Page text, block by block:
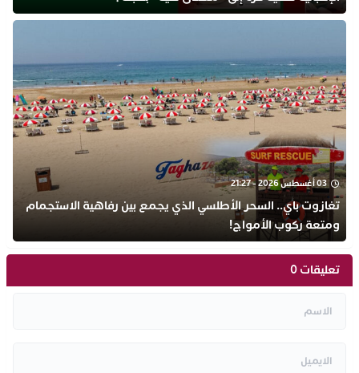
03 أغسطس 2026 - 21:27
تغازوت باي.. السحر الأطلسي الذي يجمع بين رفاهية الاستجمام
ومتعة ركوب الأمواج!
تعليقات 0